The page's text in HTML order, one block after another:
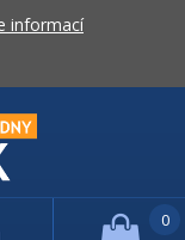
informací
0